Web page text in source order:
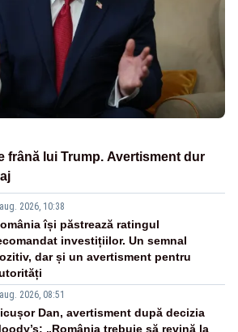
frână lui Trump. Avertisment dur
2026, 10:38
își păstrează ratingul
investițiilor. Un semnal
dar și un avertisment pentru
2026, 08:51
Dan, avertisment după decizia
„România trebuie să revină la